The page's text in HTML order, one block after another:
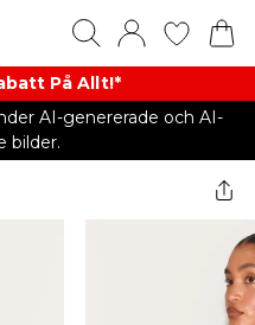
På Allt!*
AI-genererade och AI-
bilder.